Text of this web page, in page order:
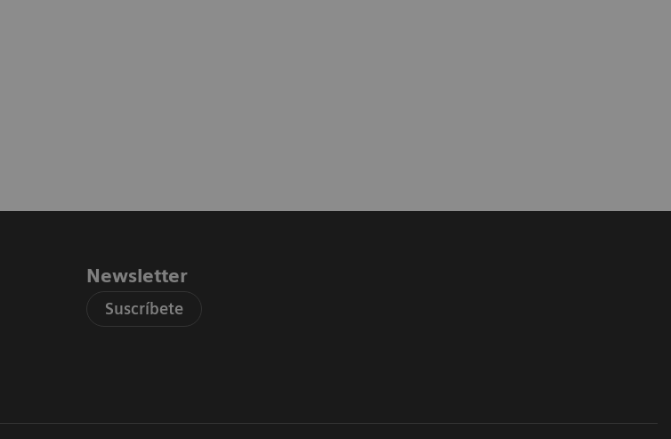
Newsletter
Suscríbete